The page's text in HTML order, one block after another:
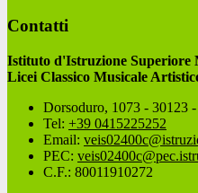
Contatti
Istituto d'Istruzione Superiore
Licei Classico Musicale
Dorsoduro, 1073 - 30123
Tel: +39 0415225252
Email:
PEC:
C.F.: 80011910272